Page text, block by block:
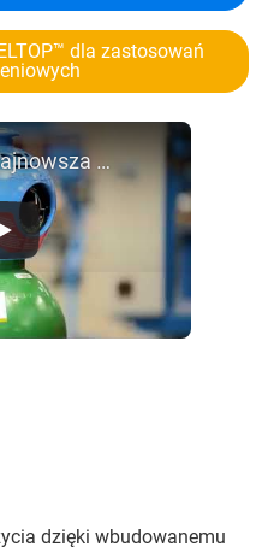
EXELTOP™ najnowsza generacja zintegrowanych reduktorów
dla zastosowań
dzięki wbudowanemu